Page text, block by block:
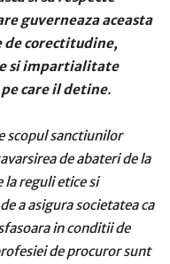
guverneaza aceasta
corectitudine,
si impartialitate
care il detine.
scopul sanctiunilor
de abateri de la
reguli etice si
a asigura societatea ca
in conditii de
de procuror sunt